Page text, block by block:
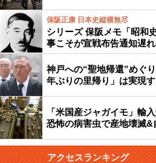
保阪正康 日本史縦横無尽
シリーズ 保阪メモ「昭和
事こそが宣戦布告通知遅
神戸への“聖地帰還”めぐ
年ぶりの里帰り」は実現
「米国産ジャガイモ」輸
恐怖の病害虫で産地壊滅&
アクセスランキング